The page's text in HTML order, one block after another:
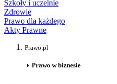
Szkoły i uczelnie
Zdrowie
Prawo dla każdego
Akty Prawne
Prawo.pl
Prawo w biznesie